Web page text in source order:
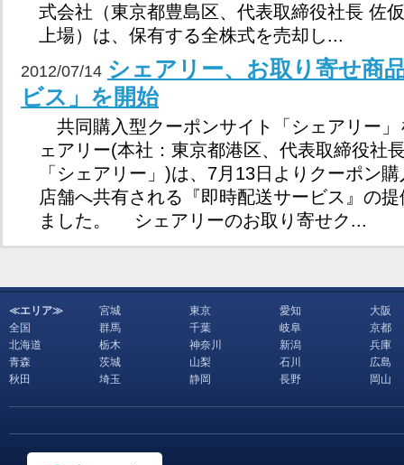
式会社（東京都豊島区、代表取締役社長 佐
上場）は、保有する全株式を売却し...
2012/07/14 シェアリー、お取り寄せ商
ビス」を開始
共同購入型クーポンサイト「シェアリー
ェアリー(本社：東京都港区、代表取締役社
「シェアリー」)は、7月13日よりクーポン
店舗へ共有される『即時配送サービス』の
ました。 シェアリーのお取り寄せク...
≪エリア≫
全国
北海道
青森
秋田
宮城
群馬
栃木
茨城
埼玉
東京
千葉
神奈川
山梨
静岡
愛知
岐阜
新潟
石川
長野
大阪
京都
兵庫
広島
岡山